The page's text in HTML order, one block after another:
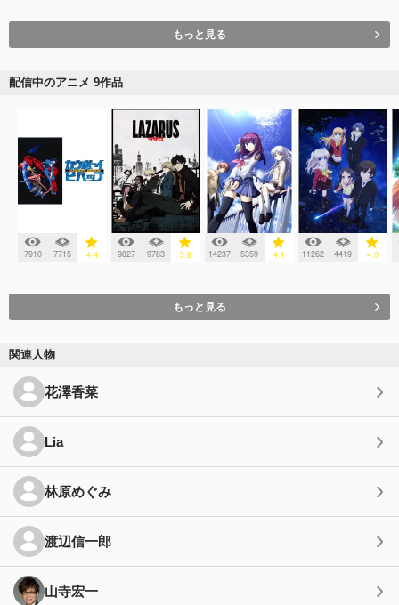
もっと見る
配信中のアニメ 9作品
7910 7715 4.4 9827 9783 3.8 14237 5359 4.1 11262 4419 4.0
もっと見る
関連人物
花澤香菜
Lia
林原めぐみ
渡辺信一郎
山寺宏一